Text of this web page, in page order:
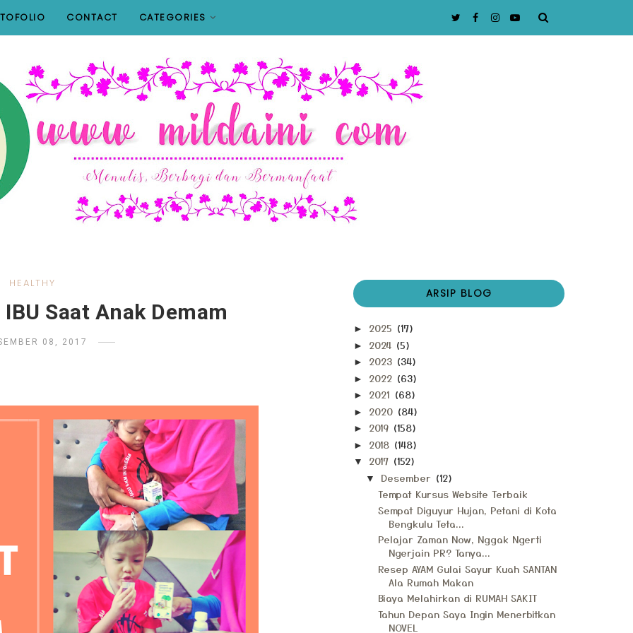
CONTACT CATEGORIES
HEALTHY
Saat Anak Demam
08, 2017
ARSIP BLOG
► 2025 (17)
► 2024 (5)
► 2023 (34)
► 2022 (63)
► 2021 (68)
► 2020 (84)
► 2019 (158)
► 2018 (148)
▼ 2017 (152)
▼ Desember (12)
Tempat Kursus Website Terbaik
Sempat Diguyur Hujan, Petani di Kota
Bengkulu Teta...
Pelajar Zaman Now, Nggak Ngerti
Ngerjain PR? Tanya...
Resep AYAM Gulai Sayur Kuah SANTAN
Ala Rumah Makan
Biaya Melahirkan di RUMAH SAKIT
Tahun Depan Saya Ingin Menerbitkan
NOVEL